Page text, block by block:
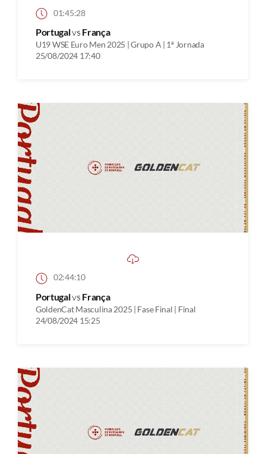
01:45:28
Portugalvs França
U19 WSE Euro Men 2025 | Grupo A | 1ª Jornada
25/08/2024 17:40
02:44:10
Portugalvs França
GoldenCat Masculina 2025 | Fase Final | Final
24/08/2024 15:25